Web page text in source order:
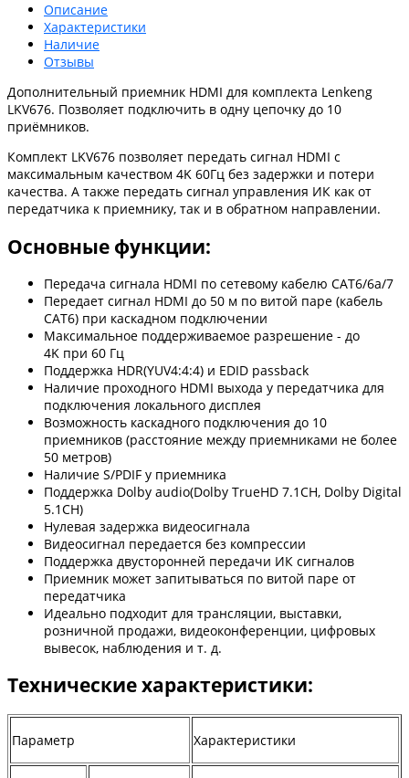
Описание
Характеристики
Наличие
Отзывы
Дополнительный приемник HDMI для комплекта Lenkeng
LKV676. Позволяет подключить в одну цепочку до 10
приёмников.
Комплект LKV676 позволяет передать сигнал HDMI с
максимальным качеством 4K 60Гц без задержки и потери
качества. А также передать сигнал управления ИК как от
передатчика к приемнику, так и в обратном направлении.
Основные функции:
Передача сигнала HDMI по сетевому кабелю CAT6/6a/7
Передает сигнал HDMI до 50 м по витой паре (кабель
CAT6) при каскадном подключении
Максимальное поддерживаемое разрешение - до
4K при 60 Гц
Поддержка HDR(YUV4:4:4) и EDID passback
Наличие проходного HDMI выхода у передатчика для
подключения локального дисплея
Возможность каскадного подключения до 10
приемников (расстояние между приемниками не более
50 метров)
Наличие S/PDIF у приемника
Поддержка Dolby audio(Dolby TrueHD 7.1CH, Dolby Digital
5.1CH)
Нулевая задержка видеосигнала
Видеосигнал передается без компрессии
Поддержка двусторонней передачи ИК сигналов
Приемник может запитываться по витой паре от
передатчика
Идеально подходит для трансляции, выставки,
розничной продажи, видеоконференции, цифровых
вывесок, наблюдения и т. д.
Технические характеристики:
Параметр Характеристики